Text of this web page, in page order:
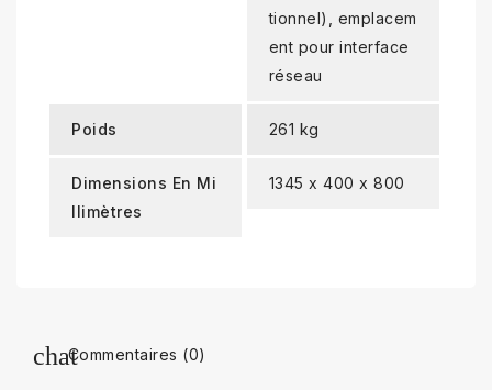
tionnel), emplacem
ent pour interface
réseau
Poids 261 kg
Dimensions En Mi
Llimètres
1345 x 400 x 800
Commentaires (0)